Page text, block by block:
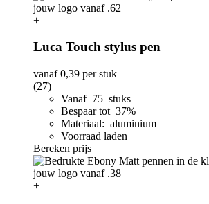
+
Luca Touch stylus pen
vanaf0,39 per stuk
(27)
Vanaf 75 stuks
Bespaar tot 37%
Materiaal: aluminium
Voorraad laden
Bereken prijs
+